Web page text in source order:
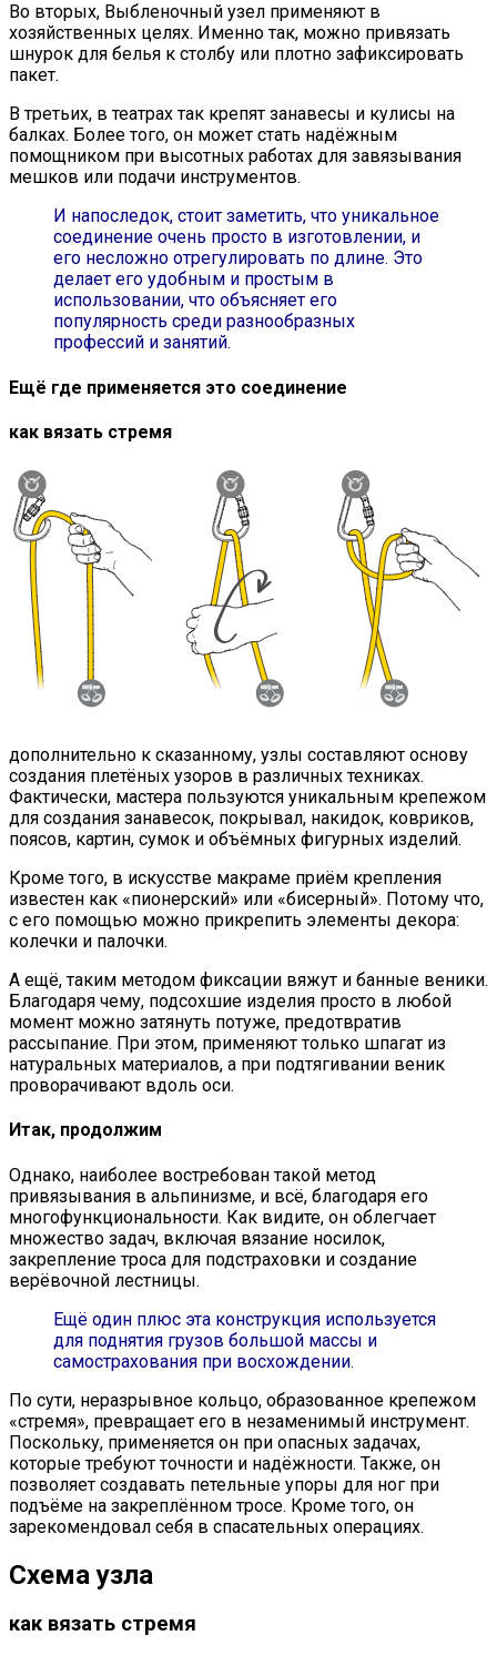
Во вторых, Выбленочный узел применяют в
хозяйственных целях. Именно так, можно привязать
шнурок для белья к столбу или плотно зафиксировать
пакет.
В третьих, в театрах так крепят занавесы и кулисы на
балках. Более того, он может стать надёжным
помощником при высотных работах для завязывания
мешков или подачи инструментов.
И напоследок, стоит заметить, что уникальное
соединение очень просто в изготовлении, и
его несложно отрегулировать по длине. Это
делает его удобным и простым в
использовании, что объясняет его
популярность среди разнообразных
профессий и занятий.
Ещё где применяется это соединение
как вязать стремя
дополнительно к сказанному, узлы составляют основу
создания плетёных узоров в различных техниках.
Фактически, мастера пользуются уникальным крепежом
для создания занавесок, покрывал, накидок, ковриков,
поясов, картин, сумок и объёмных фигурных изделий.
Кроме того, в искусстве макраме приём крепления
известен как «пионерский» или «бисерный». Потому что,
с его помощью можно прикрепить элементы декора:
колечки и палочки.
А ещё, таким методом фиксации вяжут и банные веники.
Благодаря чему, подсохшие изделия просто в любой
момент можно затянуть потуже, предотвратив
рассыпание. При этом, применяют только шпагат из
натуральных материалов, а при подтягивании веник
проворачивают вдоль оси.
Итак, продолжим
Однако, наиболее востребован такой метод
привязывания в альпинизме, и всё, благодаря его
многофункциональности. Как видите, он облегчает
множество задач, включая вязание носилок,
закрепление троса для подстраховки и создание
верёвочной лестницы.
Ещё один плюс эта конструкция используется
для поднятия грузов большой массы и
самострахования при восхождении.
По сути, неразрывное кольцо, образованное крепежом
«стремя», превращает его в незаменимый инструмент.
Поскольку, применяется он при опасных задачах,
которые требуют точности и надёжности. Также, он
позволяет создавать петельные упоры для ног при
подъёме на закреплённом тросе. Кроме того, он
зарекомендовал себя в спасательных операциях.
Схема узла
как вязать стремя